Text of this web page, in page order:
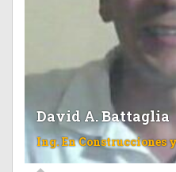
David A. Battaglia
Ing. En Construcciones